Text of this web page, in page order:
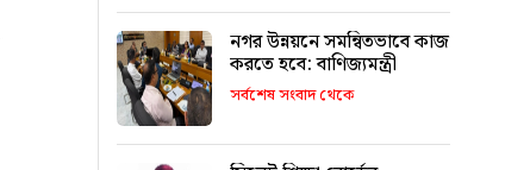
নগর উন্নয়নে সমন্বিতভাবে কাজ
করতে হবে: বাণিজ্যমন্ত্রী
সর্বশেষ সংবাদ থেকে